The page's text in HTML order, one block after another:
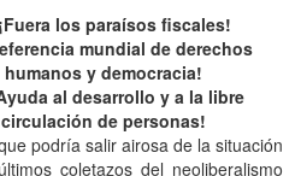
los paraísos fiscales!
mundial de derechos
humanos y democracia!
al desarrollo y a la libre
circulación de personas!
podría salir airosa de la situación
coletazos del neoliberalismo